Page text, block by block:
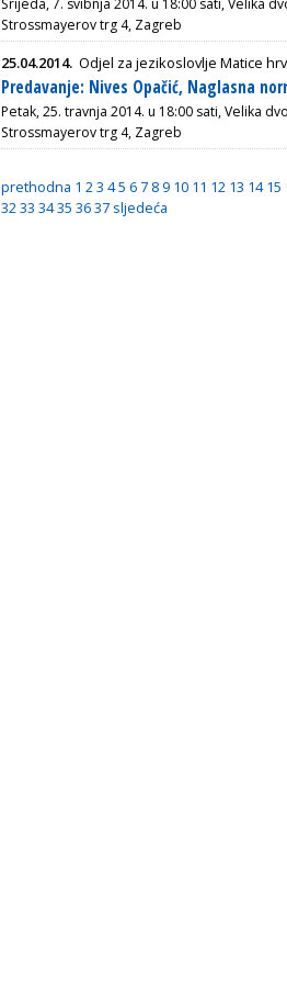
Srijeda, 7. svibnja 2014. u 18:00 sati, Velika
Strossmayerov trg 4, Zagreb
25.04.2014. Odjel za jezikoslovlje Matice
Predavanje: Nives Opačić, Naglasna
Petak, 25. travnja 2014. u 18:00 sati, Velika
Strossmayerov trg 4, Zagreb
prethodna 1 23 45 6 7 8 9 10 11 12 13 14 15
3233 3435 3637 sljedeća